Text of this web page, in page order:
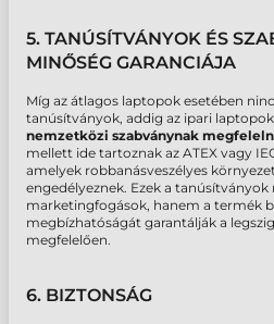
5. TANÚSÍTVÁNYOK ÉS
MINŐSÉG GARANCIÁJA
Míg az átlagos laptopok esetében
tanúsítványok, addig az ipari laptopok
nemzetközi szabványnak
mellett ide tartoznak az ATEX vagy
amelyek robbanásveszélyes
engedélyeznek. Ezek a tanúsítványok
marketingfogások, hanem a termék
megbízhatóságát garantálják a
megfelelően.
6. BIZTONSÁG